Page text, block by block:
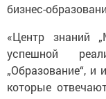
бизнес-
«Центр знаний
успешной
„Образование“,
которые